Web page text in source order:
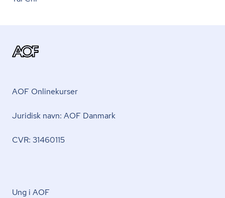
AOF Onlinekurser
Juridisk navn: AOF Danmark
CVR: 31460115
Ung i AOF